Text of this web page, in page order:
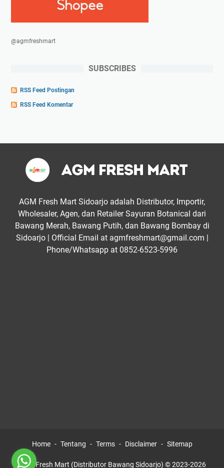
@agmfreshmart
SUBSCRIBES
RSS Feed Postingan
RSS Feed Komentar
AGM Fresh Mart Sidoarjo adalah Distributor, Importir,
Wholesaler, Agen, dan Retailer Sayuran Botanical dari
Bawang Merah, Bawang Putih, dan Bawang Bombay di
Sidoarjo | Official Email at agmfreshmart@gmail.com |
Phone/Whatsapp at 0852-6523-5996
Home Tentang Terms Disclaimer Sitemap
AGM Fresh Mart (Distributor Bawang Sidoarjo) © 2023-2026